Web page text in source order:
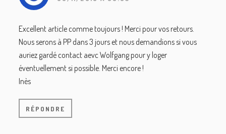
Excellent article comme toujours ! Merci pour vos retours.
Nous serons à PP dans 3 jours et nous demandions si vous
auriez gardé contact aevc Wolfgang pour y loger
éventuellement si possible. Merci encore !
Inès
RÉPONDRE